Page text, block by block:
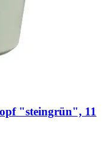
"steingrün", 11